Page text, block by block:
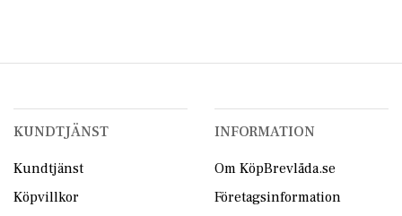
KUNDTJÄNST
Kundtjänst
Köpvillkor
INFORMATION
Om KöpBrevlåda.se
Företagsinformation